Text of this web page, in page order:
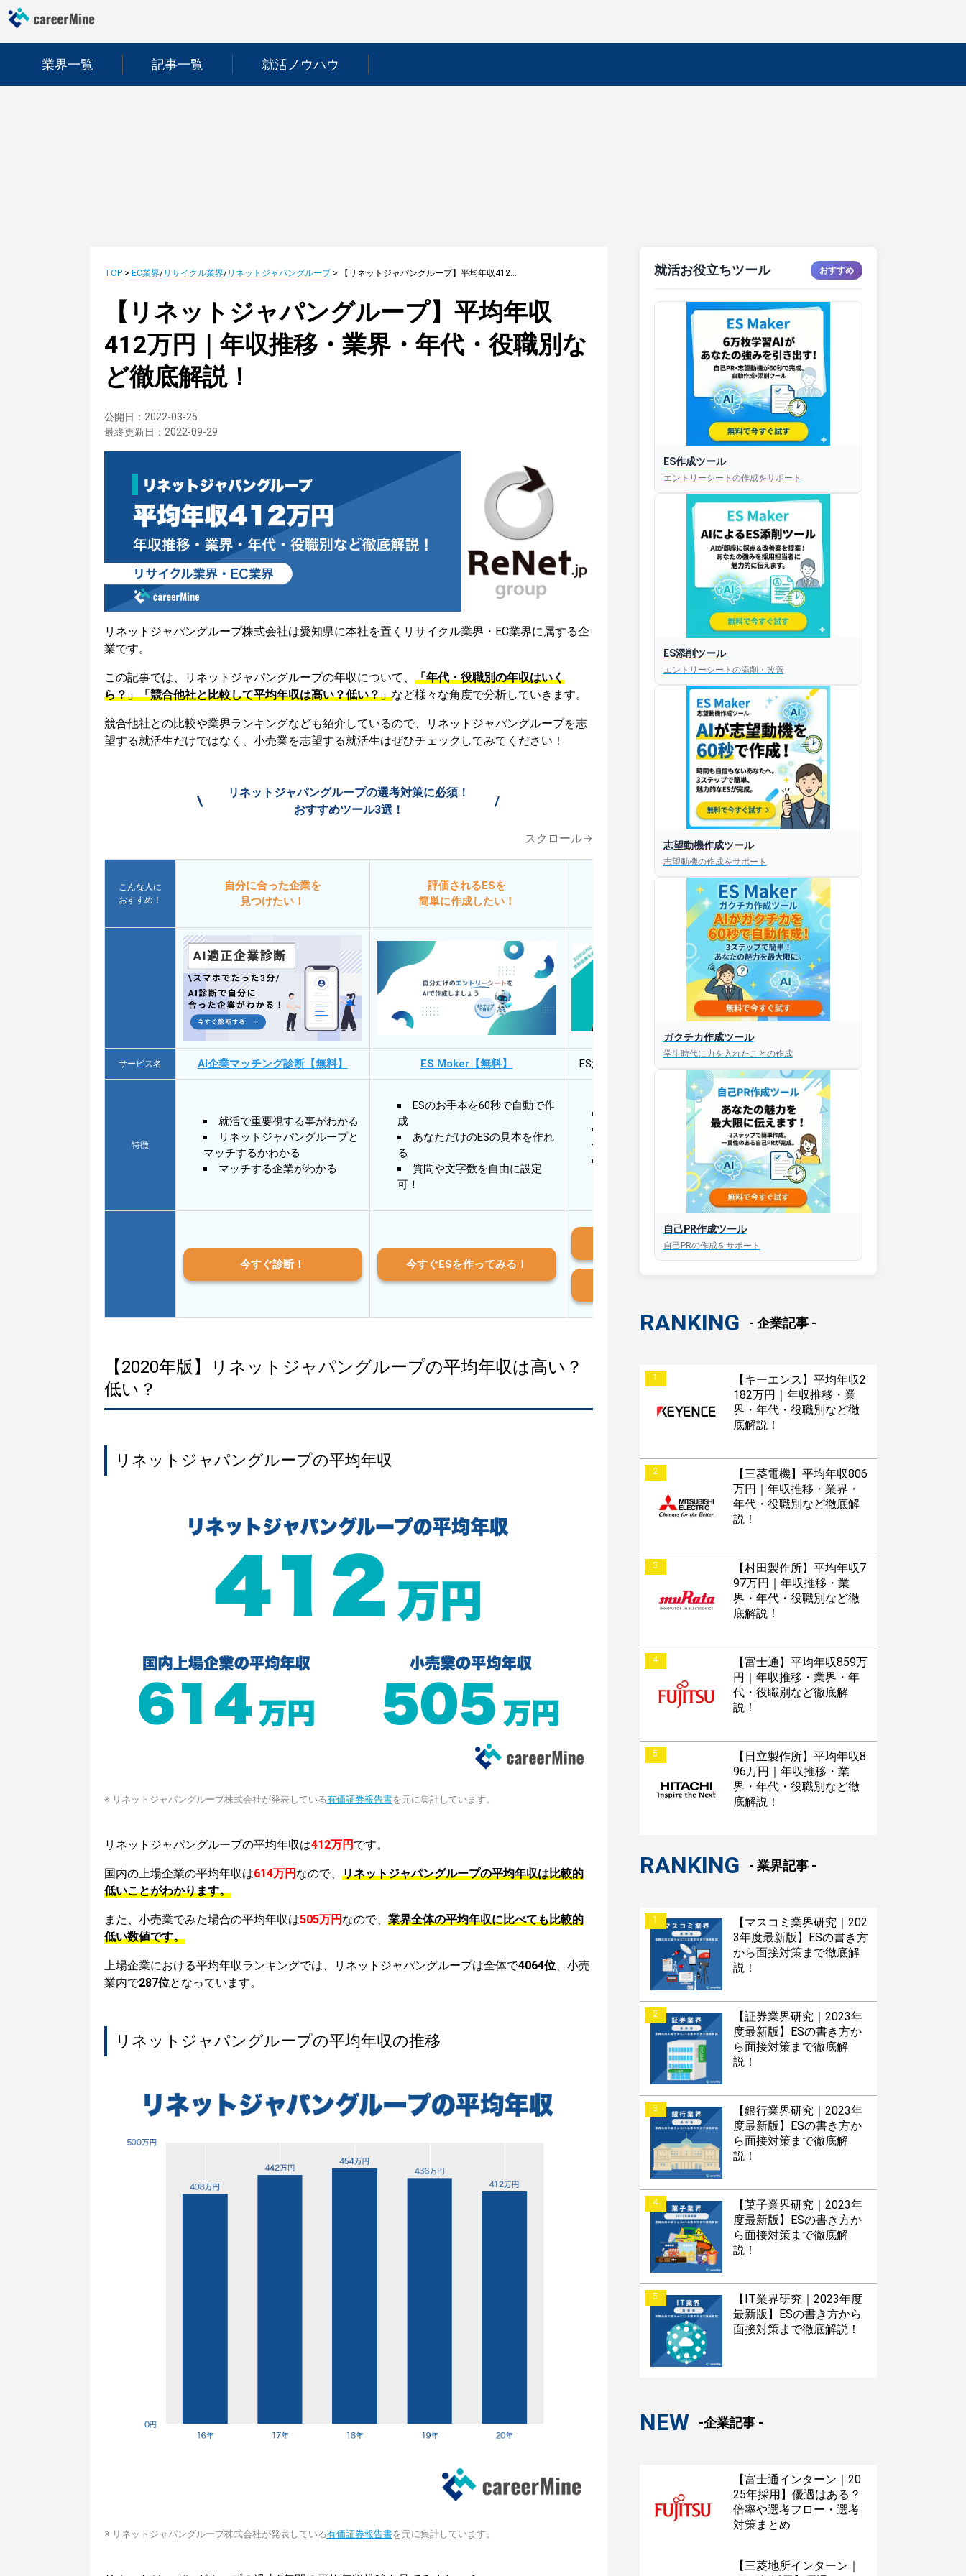
業界一覧 記事一覧 就活ノウハウ
TOP> EC業界/リサイクル業界/リネットジャパングループ> 【リネットジャパングループ】平均年収412万円｜年収推移・業界・年代・役職別など徹底解説！
【リネットジャパングループ】平均年収
412万円｜年収推移・業界・年代・役職別な
ど徹底解説！
公開日： 2022-03-25
最終更新日： 2022-09-29
リネットジャパングループ株式会社は愛知県に本社を置くリサイクル業界・EC業界に属する企
業です。
この記事では、リネットジャパングループの年収について、 「年代・役職別の年収はいく
ら？」「競合他社と比較して平均年収は高い？低い？」など様々な角度で分析していきます。
競合他社との比較や業界ランキングなども紹介しているので、リネットジャパングループを志
望する就活生だけではなく、小売業を志望する就活生はぜひチェックしてみてください！
\
リネットジャパングループの選考対策に必須！
おすすめツール3選！
/
スクロール→
こんな人に
おすすめ！
自分に合った企業を
見つけたい！
評価されるESを
簡単に作成したい！
添削してほしい！
サービス名 AI企業マッチング診断【無料】 ES Maker【無料】 ES添削・面接対策アプリ【無料】
特徴
就活で重要視する事がわかる
リネットジャパングループと
マッチするかわかる
マッチする企業がわかる
ESのお手本を60秒で自動で作
成
あなただけのESの見本を作れ
る
質問や文字数を自由に設定
可！
30秒以内にあなたのESを添削
30秒以内にあなただけのESを
作成
AIと対話して面接練習ができ
今すぐ診断！ 今すぐESを作ってみる！
iOS版はこちら
【2020年版】リネットジャパングループの平均年収は高い？
低い？
リネットジャパングループの平均年収
※ リネットジャパングループ株式会社が発表している有価証券報告書を元に集計しています。
リネットジャパングループの平均年収は412万円 です。
国内の上場企業の平均年収は614万円 なので、 リネットジャパングループの平均年収は比較的
低いことがわかります。
また、小売業でみた場合の平均年収は505万円 なので、 業界全体の平均年収に比べても比較的
低い数値です。
上場企業における平均年収ランキングでは、リネットジャパングループは全体で4064位、小売
業内で287位となっています。
リネットジャパングループの平均年収の推移
※ リネットジャパングループ株式会社が発表している有価証券報告書を元に集計しています。
就活お役立ちツール おすすめ
ES作成ツール
エントリーシートの作成をサポート
ES添削ツール
エントリーシートの添削・改善
志望動機作成ツール
志望動機の作成をサポート
ガクチカ作成ツール
学生時代に力を入れたことの作成
自己PR作成ツール
自己PRの作成をサポート
RANKING - 企業記事 -
1
【キーエンス】平均年収2
182万円｜年収推移・業
界・年代・役職別など徹
底解説！
2
【三菱電機】平均年収806
万円｜年収推移・業界・
年代・役職別など徹底解
説！
3
【村田製作所】平均年収7
97万円｜年収推移・業
界・年代・役職別など徹
底解説！
4
【富士通】平均年収859万
円｜年収推移・業界・年
代・役職別など徹底解
説！
5
【日立製作所】平均年収8
96万円｜年収推移・業
界・年代・役職別など徹
底解説！
RANKING - 業界記事 -
1
【マスコミ業界研究｜202
3年度最新版】ESの書き方
から面接対策まで徹底解
説！
2
【証券業界研究｜2023年
度最新版】ESの書き方か
ら面接対策まで徹底解
説！
3
【銀行業界研究｜2023年
度最新版】ESの書き方か
ら面接対策まで徹底解
説！
4
【菓子業界研究｜2023年
度最新版】ESの書き方か
ら面接対策まで徹底解
説！
5
【IT業界研究｜2023年度
最新版】ESの書き方から
面接対策まで徹底解説！
NEW -企業記事 -
【富士通インターン｜20
25年採用】優遇はある？
倍率や選考フロー・選考
対策まとめ
【三菱地所インターン｜